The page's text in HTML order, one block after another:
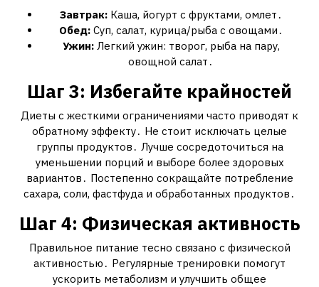
Завтрак:Каша, йогурт с фруктами, омлет․
Обед:Суп, салат, курица/рыба с овощами․
Ужин:Легкий ужин: творог, рыба на пару,
овощной салат․
Шаг 3: Избегайте крайностей
Диеты с жесткими ограничениями часто приводят к
обратному эффекту․ Не стоит исключать целые
группы продуктов․ Лучше сосредоточиться на
уменьшении порций и выборе более здоровых
вариантов․ Постепенно сокращайте потребление
сахара, соли, фастфуда и обработанных продуктов․
Шаг 4: Физическая активность
Правильное питание тесно связано с физической
активностью․ Регулярные тренировки помогут
ускорить метаболизм и улучшить общее